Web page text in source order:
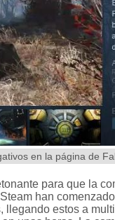
en la página de
para que la
han
llegando estos a